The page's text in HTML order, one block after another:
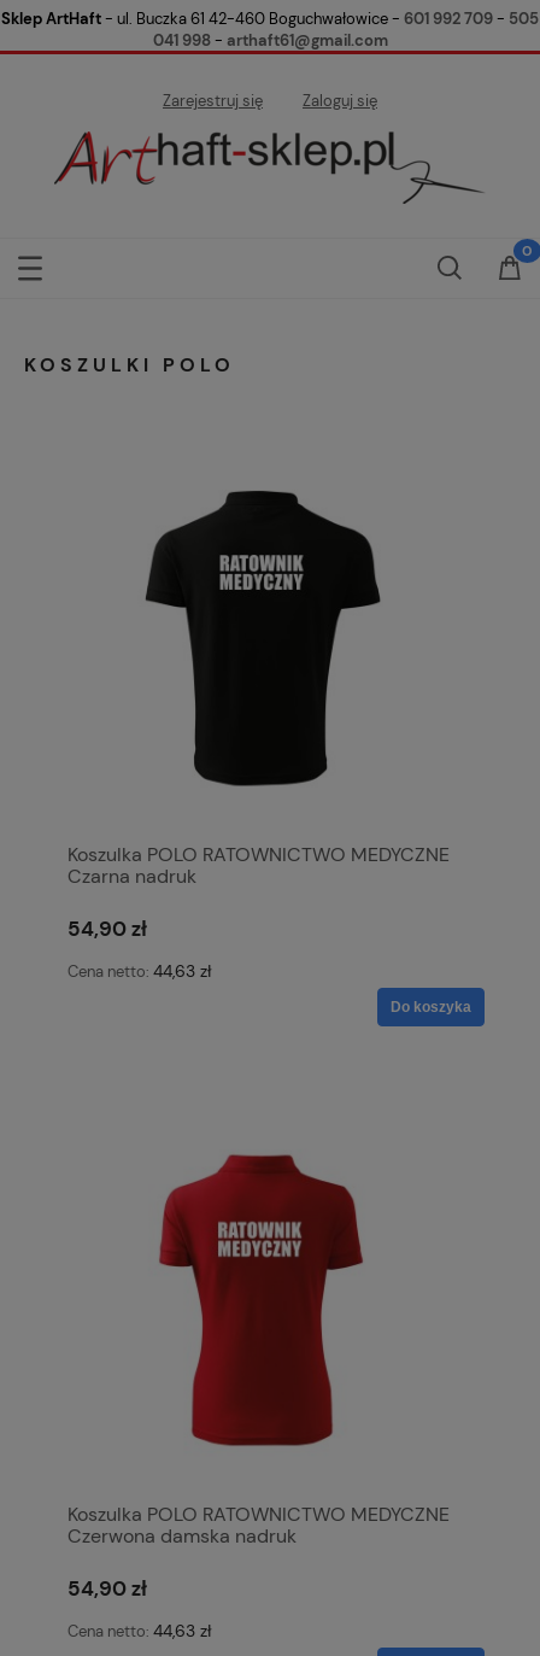
Sklep ArtHaft- ul. Buczka 61 42-460 Boguchwałowice - 601 992 709- 505
041 998- arthaft61@gmail.com
Zarejestruj się Zaloguj się
KOSZULKI POLO
Koszulka POLO RATOWNICTWO MEDYCZNE
Czarna nadruk
54,90 zł
Cena netto: 44,63 zł
Do koszyka
Koszulka POLO RATOWNICTWO MEDYCZNE
Czerwona damska nadruk
54,90 zł
Cena netto: 44,63 zł